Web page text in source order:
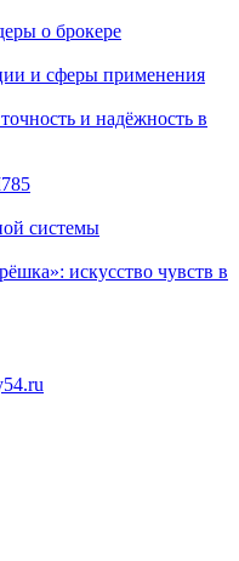
о брокере
и сферы применения
и надёжность в
системы
искусство чувств в